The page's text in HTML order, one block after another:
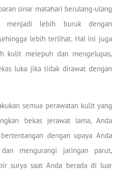
sinar matahari berulang-ulang
menjadi lebih buruk dengan
lebih terlihat. Hal ini juga
kulit melepuh dan mengelupas,
luka jika tidak dirawat dengan
semua perawatan kulit yang
bekas jerawat lama, Anda
dengan upaya Anda
mengurangi jaringan parut,
surya saat Anda berada di luar